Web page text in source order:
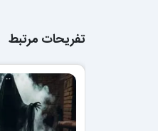
تفریحات مرتبط